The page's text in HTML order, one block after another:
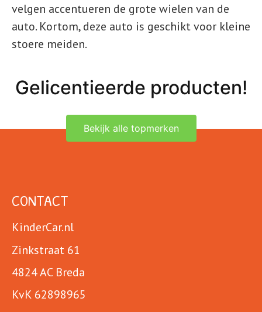
velgen accentueren de grote wielen van de
auto. Kortom, deze auto is geschikt voor kleine
stoere meiden.
Gelicentieerde producten!
Bekijk alle topmerken
CONTACT
KinderCar.nl
Zinkstraat 61
4824 AC Breda
KvK 62898965